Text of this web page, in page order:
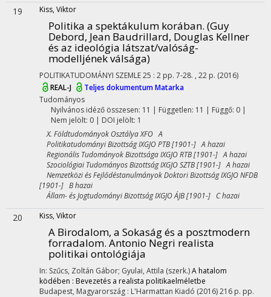
19 Kiss, Viktor
Politika a spektákulum korában. (Guy
Debord, Jean Baudrillard, Douglas Kellner
és az ideológia látszat/valóság-
modelljének válsága)
POLITIKATUDOMÁNYI SZEMLE25 : 2 pp. 7-28. , 22 p. (2016)
REAL-J
Teljes dokumentumMatarka
Tudományos
Nyilvános idéző összesen: 11 | Független: 11 | Függő: 0 |
Nem jelölt: 0 | DOI jelölt: 1
X. Földtudományok Osztálya XFO A
Politikatudományi Bizottság IXGJO PTB [1901-] A hazai
Regionális Tudományok Bizottsága IXGJO RTB [1901-] A hazai
Szociológiai Tudományos Bizottság IXGJO SZTB [1901-] A hazai
Nemzetközi és Fejlődéstanulmányok Doktori Bizottság IXGJO NFDB
[1901-] B hazai
Állam- és Jogtudományi Bizottság IXGJO ÁJB [1901-] C hazai
20 Kiss, Viktor
A Birodalom, a Sokaság és a posztmodern
forradalom. Antonio Negri realista
politikai ontológiája
In: Szűcs, Zoltán Gábor; Gyulai, Attila (szerk.)A hatalom
ködében : Bevezetés a realista politikaelméletbe
Budapest, Magyarország : L'Harmattan Kiadó (2016)216 p. pp.